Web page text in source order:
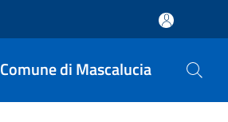
Comune di Mascalucia